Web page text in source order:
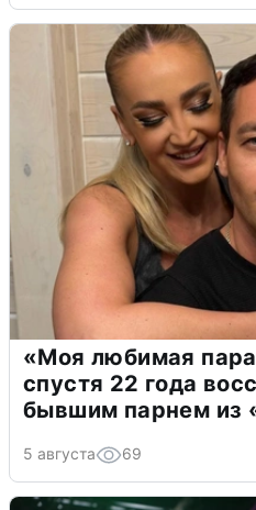
«Моя любимая
спустя 22 года
бывшим парнем
5 августа 69